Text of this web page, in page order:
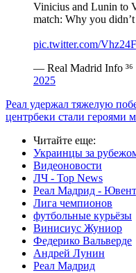
Vinicius and Lunin to
match: Why you
pic.twitter.com/
— Real Madrid Info
2025
Реал удержал тяжелую
центрбеки стали героями
Читайте еще:
Украинцы за
Видеоновости
ЛЧ - Top News
Реал Мадрид -
Лига чемпионов
футбольные курьёзы
Винисиус Жуниор
Федерико Вальверде
Андрей Лунин
Реал Мадрид